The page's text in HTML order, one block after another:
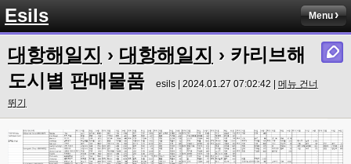
Esils Menu
대항해일지 › 대항해일지 › 카리브해
도시별 판매물품
esils | 2024.01.27 07:02:42 | 메뉴 건너
뛰기
esils 00:18
고게임77
ㅋㅋㅋㅋㅋㅋㅋㅋ
이게 db 접속자수로 잡는형태로 해서 그런가 ;;
고게임77 00:19